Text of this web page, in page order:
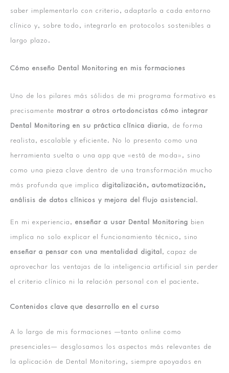
saber implementarlo con criterio, adaptarlo a cada entorno
clínico y, sobre todo, integrarlo en protocolos sostenibles a
largo plazo.
Cómo enseño Dental Monitoring en mis formaciones
Uno de los pilares más sólidos de mi programa formativo es
precisamente mostrar a otros ortodoncistas cómo integrar
Dental Monitoring en su práctica clínica diaria, de forma
realista, escalable y eficiente. No lo presento como una
herramienta suelta o una app que «está de moda», sino
como una pieza clave dentro de una transformación mucho
más profunda que implica digitalización, automatización,
análisis de datos clínicos y mejora del flujo asistencial .
En mi experiencia, enseñar a usar Dental Monitoring bien
implica no solo explicar el funcionamiento técnico, sino
enseñar a pensar con una mentalidad digital , capaz de
aprovechar las ventajas de la inteligencia artificial sin perder
el criterio clínico ni la relación personal con el paciente.
Contenidos clave que desarrollo en el curso
A lo largo de mis formaciones —tanto online como
presenciales— desglosamos los aspectos más relevantes de
la aplicación de Dental Monitoring, siempre apoyados en